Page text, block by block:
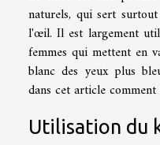
naturels, qui sert
l'œil. Il est largement
femmes qui mettent en
blanc des yeux plus
dans cet article
Utilisation du